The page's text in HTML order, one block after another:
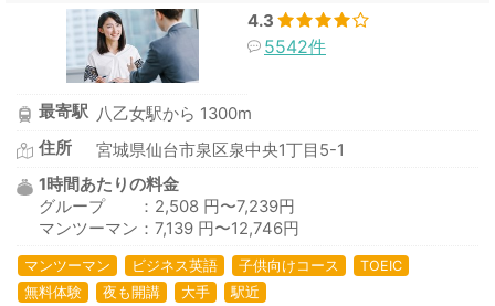
4.3
5542件
最寄駅 八乙女駅から 1300m
住所
宮城県仙台市泉区泉中央1丁目5-1
1時間あたりの料金
グループ ：2,508 円〜7,239円
マンツーマン：7,139 円〜12,746円
マンツーマン ビジネス英語 子供向けコース
TOEIC
無料体験
夜も開講 大手 駅近